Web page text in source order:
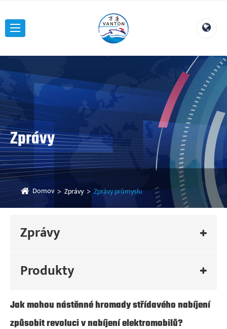
Zprávy
Domov Zprávy Zprávy průmyslu
Zprávy
Produkty
Jak mohou nástěnné hromady střídavého nabíjení
způsobit revoluci v nabíjení elektromobilů?